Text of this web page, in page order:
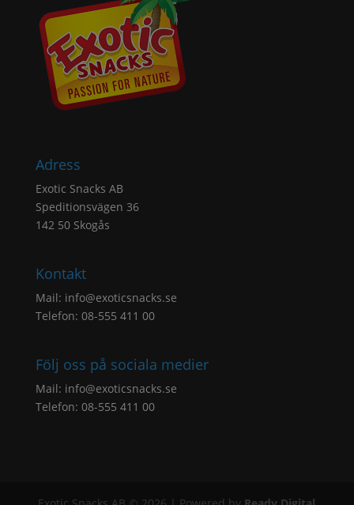
Adress
Exotic Snacks AB
Speditionsvägen 36
142 50 Skogås
Kontakt
Mail: info@exoticsnacks.se
Telefon: 08-555 411 00
Följ oss på sociala medier
Mail: info@exoticsnacks.se
Telefon: 08-555 411 00